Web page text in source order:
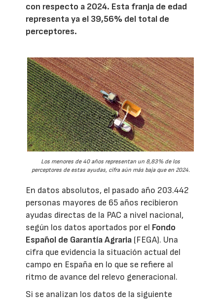
con respecto a 2024. Esta franja de edad
representa ya el 39,56% del total de
perceptores.
Los menores de 40 años representan un 8,83% de los
perceptores de estas ayudas, cifra aún más baja que en 2024.
En datos absolutos, el pasado año 203.442
personas mayores de 65 años recibieron
ayudas directas de la PAC a nivel nacional,
según los datos aportados por el Fondo
Español de Garantía Agraria (FEGA). Una
cifra que evidencia la situación actual del
campo en España en lo que se refiere al
ritmo de avance del relevo generacional.
Si se analizan los datos de la siguiente